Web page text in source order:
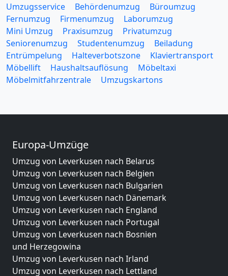
Umzugsservice Behördenumzug
Büroumzug
Fernumzug
Firmenumzug
Laborumzug
Mini Umzug
Praxisumzug
Privatumzug
Seniorenumzug
Studentenumzug
Beiladung
Entrümpelung
Halteverbotszone
Klaviertransport
Möbellift
Haushaltsauflösung
Möbeltaxi
Möbelmitfahrzentrale
Umzugskartons
Europa-Umzüge
Umzug von Leverkusen nach Belarus
Umzug von Leverkusen nach Belgien
Umzug von Leverkusen nach Bulgarien
Umzug von Leverkusen nach Dänemark
Umzug von Leverkusen nach England
Umzug von Leverkusen nach Portugal
Umzug von Leverkusen nach Bosnien
und Herzegowina
Umzug von Leverkusen nach Irland
Umzug von Leverkusen nach Lettland